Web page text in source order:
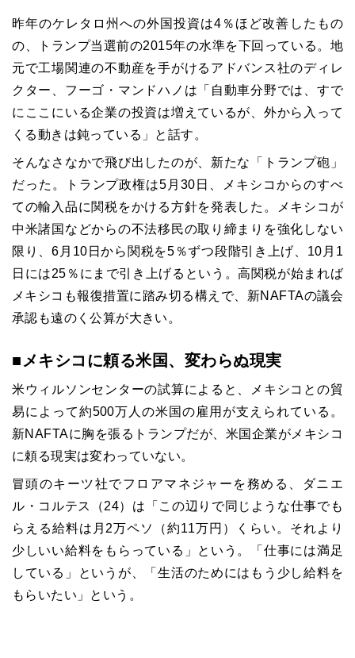
昨年のケレタロ州への外国投資は4％ほど改善したもの
の、トランプ当選前の2015年の水準を下回っている。地
元で工場関連の不動産を手がけるアドバンス社のディレ
クター、フーゴ・マンドハノは「自動車分野では、すで
にここにいる企業の投資は増えているが、外から入って
くる動きは鈍っている」と話す。
そんなさなかで飛び出したのが、新たな「トランプ砲」
だった。トランプ政権は5月30日、メキシコからのすべ
ての輸入品に関税をかける方針を発表した。メキシコが
中米諸国などからの不法移民の取り締まりを強化しない
限り、6月10日から関税を5％ずつ段階引き上げ、10月1
日には25％にまで引き上げるという。高関税が始まれば
メキシコも報復措置に踏み切る構えで、新NAFTAの議会
承認も遠のく公算が大きい。
■メキシコに頼る米国、変わらぬ現実
米ウィルソンセンターの試算によると、メキシコとの貿
易によって約500万人の米国の雇用が支えられている。
新NAFTAに胸を張るトランプだが、米国企業がメキシコ
に頼る現実は変わっていない。
冒頭のキーツ社でフロアマネジャーを務める、ダニエ
ル・コルテス（24）は「この辺りで同じような仕事でも
らえる給料は月2万ペソ（約11万円）くらい。それより
少しいい給料をもらっている」という。「仕事には満足
している」というが、「生活のためにはもう少し給料を
もらいたい」という。